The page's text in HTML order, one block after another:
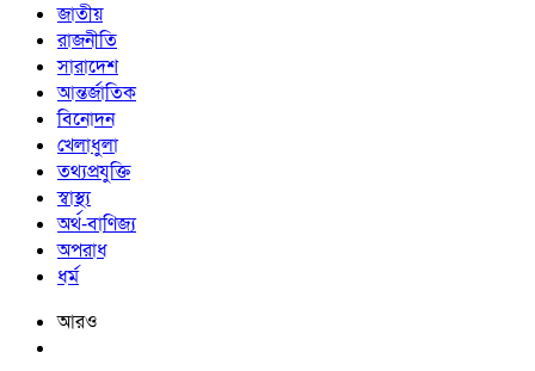
জাতীয়
রাজনীতি
সারাদেশ
আন্তর্জাতিক
বিনোদন
খেলাধুলা
তথ্যপ্রযুক্তি
স্বাস্থ্য
অর্থ-বাণিজ্য
অপরাধ
ধর্ম
আরও